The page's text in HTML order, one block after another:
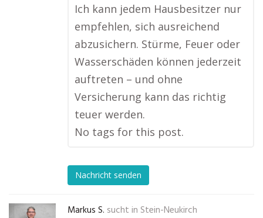
Ich kann jedem Hausbesitzer nur
empfehlen, sich ausreichend
abzusichern. Stürme, Feuer oder
Wasserschäden können jederzeit
auftreten – und ohne
Versicherung kann das richtig
teuer werden.
No tags for this post.
Nachricht senden
Markus S. sucht in Stein-Neukirch